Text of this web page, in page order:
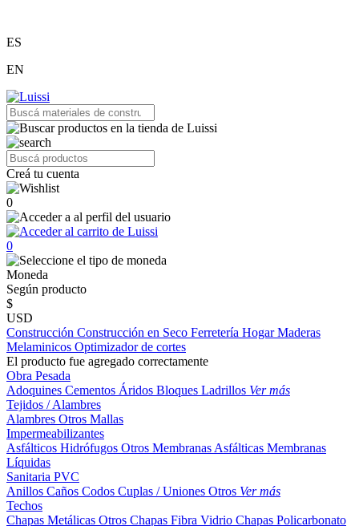
ES
EN
Creá tu cuenta
0
0
Moneda
Según producto
$
USD
Construcción Construcción en Seco Ferretería HogarMaderas
Melaminicos Optimizador de cortes
El producto fue agregado correctamente
Obra Pesada
Adoquines Cementos Áridos Bloques Ladrillos Ver más
Tejidos / Alambres
Alambres Otros Mallas
Impermeabilizantes
Asfálticos Hidrófugos Otros Membranas Asfálticas Membranas
Líquidas
Sanitaria PVC
Anillos Caños Codos Cuplas / Uniones Otros Ver más
Techos
Chapas Metálicas Otros Chapas Fibra Vidrio Chapas Policarbonato